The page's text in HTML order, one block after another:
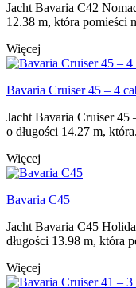
Jacht Bavaria C42
12.38 m, która pomieści
Więcej
Bavaria Cruiser 45 – 4
Jacht Bavaria Cruiser 45
o długości 14.27 m,
Więcej
Bavaria C45
Jacht Bavaria C45
długości 13.98 m, która
Więcej